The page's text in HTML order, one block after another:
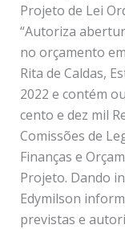
Projeto de Lei
“Autoriza
no orçamento
Rita de Caldas,
2022 e contém
cento e dez mil
Comissões de
Finanças e
Projeto. Dando
Edymilson
previstas e